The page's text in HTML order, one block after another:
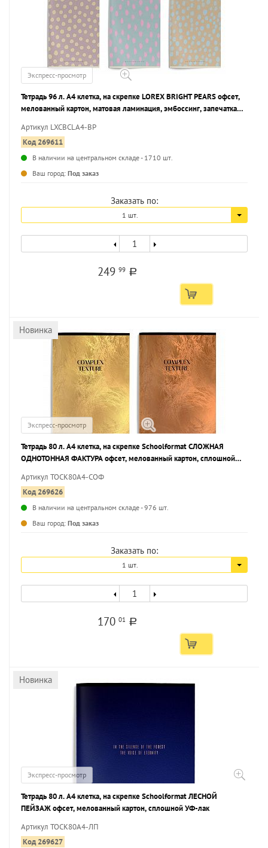
Экспресс-просмотр
Тетрадь 96 л. А4 клетка, на скрепке LOREX BRIGHT PEARS офсет,
мелованный картон, матовая ламинация, эмбоссинг, запечатка
Артикул LXCBCLA4-BP
Код 269611
В наличии на центральном складе - 1710 шт.
Ваш город: Под заказ
Заказать по:
1 шт.
24999 a
Новинка
Экспресс-просмотр
Тетрадь 80 л. А4 клетка, на скрепке Schoolformat СЛОЖНАЯ
ОДНОТОННАЯ ФАКТУРА офсет, мелованный картон, сплошной
Артикул ТОСК80А4-СОФ
Код 269626
В наличии на центральном складе - 976 шт.
Ваш город: Под заказ
Заказать по:
1 шт.
17001 a
Новинка
Экспресс-просмотр
Тетрадь 80 л. А4 клетка, на скрепке Schoolformat ЛЕСНОЙ
ПЕЙЗАЖ офсет, мелованный картон, сплошной УФ-лак
Артикул ТОСК80А4-ЛП
Код 269627